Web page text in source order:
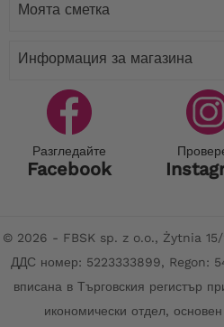
Моята сметка
Информация за магазина
Разгледайте
Facebook
© 2026 - FBSK sp. z o.o., Żytnia
ДДС номер: 5223333899, Regon:
вписана в Търговския регистър
икономически отдел,